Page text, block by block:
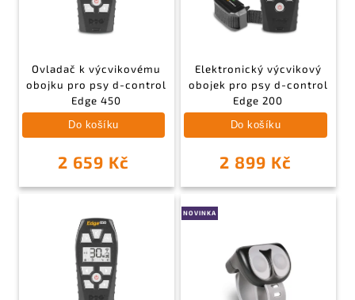
Ovladač k výcvikovému
obojku pro psy d-control
Edge 450
2 659 Kč
Do košíku
Elektronický výcvikový
obojek pro psy d-control
Edge 200
2 899 Kč
Do košíku
NOVINKA